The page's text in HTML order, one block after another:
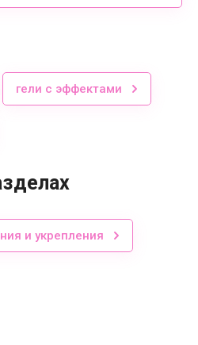
гели с эффектами
и укрепления